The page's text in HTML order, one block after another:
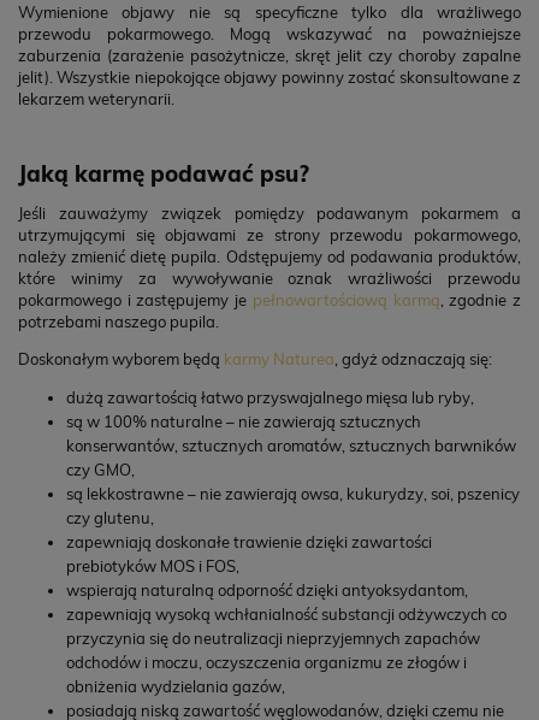
Wymienione objawy nie są specyficzne tylko dla wrażliwego
przewodu pokarmowego. Mogą wskazywać na poważniejsze
zaburzenia (zarażenie pasożytnicze, skręt jelit czy choroby zapalne
jelit). Wszystkie niepokojące objawy powinny zostać skonsultowane z
lekarzem weterynarii.
Jaką karmę podawać psu?
Jeśli zauważymy związek pomiędzy podawanym pokarmem a
utrzymującymi się objawami ze strony przewodu pokarmowego,
należy zmienić dietę pupila. Odstępujemy od podawania produktów,
które winimy za wywoływanie oznak wrażliwości przewodu
pokarmowego i zastępujemy je pełnowartościową karmą , zgodnie z
potrzebami naszego pupila.
Doskonałym wyborem będą karmy Naturea , gdyż odznaczają się:
dużą zawartością łatwo przyswajalnego mięsa lub ryby,
są w 100% naturalne – nie zawierają sztucznych
konserwantów, sztucznych aromatów, sztucznych barwników
czy GMO,
są lekkostrawne – nie zawierają owsa, kukurydzy, soi, pszenicy
czy glutenu,
zapewniają doskonałe trawienie dzięki zawartości
prebiotyków MOS i FOS,
wspierają naturalną odporność dzięki antyoksydantom,
zapewniają wysoką wchłanialność substancji odżywczych co
przyczynia się do neutralizacji nieprzyjemnych zapachów
odchodów i moczu, oczyszczenia organizmu ze złogów i
obniżenia wydzielania gazów,
posiadają niską zawartość węglowodanów, dzięki czemu nie